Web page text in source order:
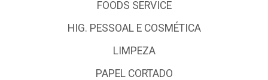
FOODS SERVICE
HIG. PESSOAL E COSMÉTICA
LIMPEZA
PAPEL CORTADO